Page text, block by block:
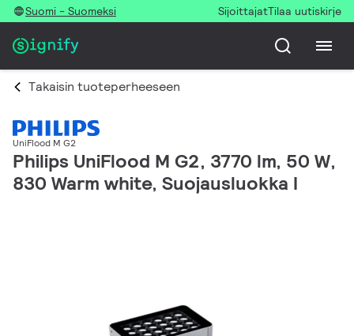
Suomi - Suomeksi SijoittajatTilaa uutiskirje
Takaisin tuoteperheeseen
UniFlood M G2
Philips UniFlood M G2, 3770 lm, 50 W,
830 Warm white, Suojausluokka I